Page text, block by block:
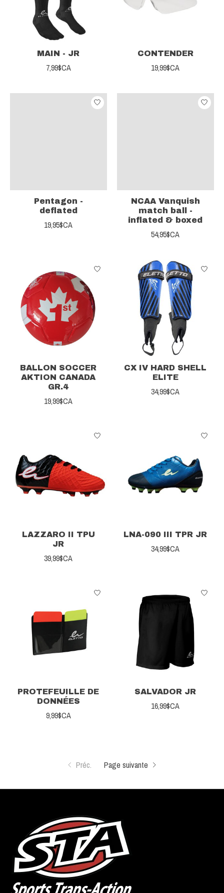
MAIN - JR
7,99$CA
CONTENDER
19,99$CA
Pentagon -
deflated
19,95$CA
NCAA Vanquish
match ball -
inflated & boxed
54,95$CA
BALLON SOCCER
AKTION CANADA
GR.4
19,99$CA
CX IV HARD SHELL
ELITE
34,99$CA
LAZZARO II TPU
JR
39,99$CA
LNA-090 III TPR JR
34,99$CA
PROTEFEUILLE DE
DONNÉES
9,99$CA
SALVADOR JR
16,99$CA
Préc. Page suivante